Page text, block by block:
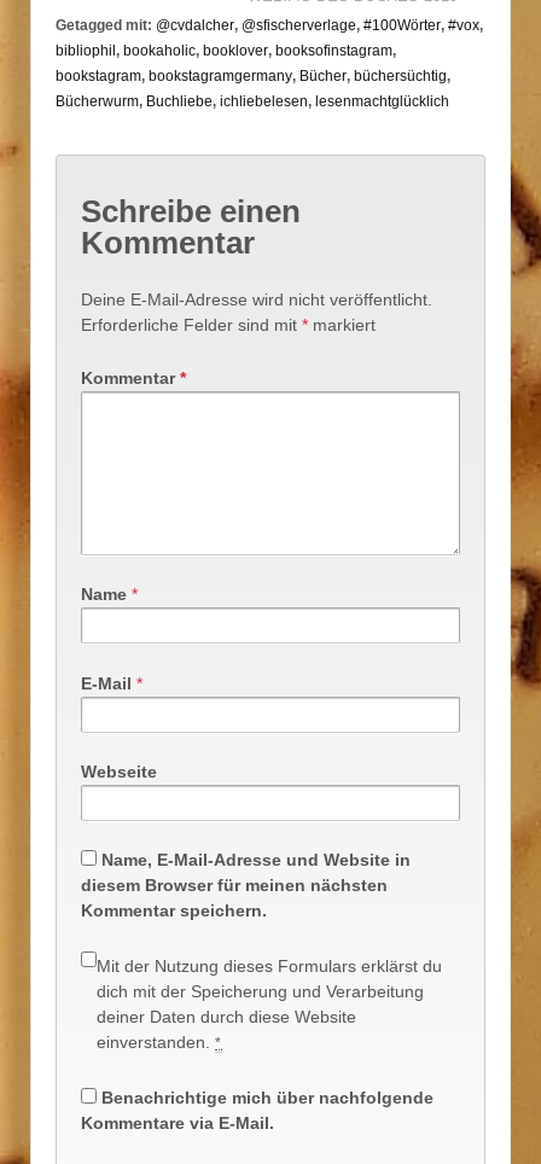
Getagged mit: @cvdalcher, @sfischerverlage, #100Wörter, #vox,
bibliophil , bookaholic, booklover, booksofinstagram,
bookstagram, bookstagramgermany, Bücher, büchersüchtig,
Bücherwurm, Buchliebe, ichliebelesen, lesenmachtglücklich
Schreibe einen
Kommentar
Deine E-Mail-Adresse wird nicht veröffentlicht.
Erforderliche Felder sind mit * markiert
Kommentar*
Name *
E-Mail *
Webseite
Name, E-Mail-Adresse und Website in
diesem Browser für meinen nächsten
Kommentar speichern.
Mit der Nutzung dieses Formulars erklärst du
dich mit der Speicherung und Verarbeitung
deiner Daten durch diese Website
einverstanden. *
Benachrichtige mich über nachfolgende
Kommentare via E-Mail.